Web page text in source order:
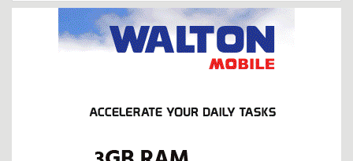
ইরান যুদ্ধে জড়িয়ে বিপাকে ট্রাম্প-আমেরিকা!
জঙ্গি প্রসঙ্গ: সরকারকে বিভ্রান্ত করার কৌশল নাকি অন্য কিছু?
ট্রাম্পের ওপর হামলা, ইরানের কড়া বার্তা—বিশ্ব আবার কি যুদ্ধের দিকে?